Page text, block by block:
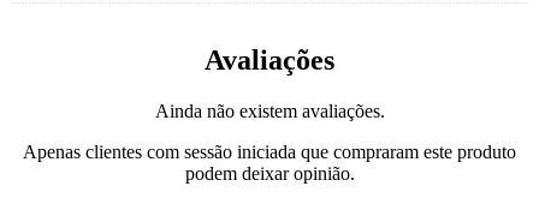
Avaliações
Ainda não existem avaliações.
Apenas clientes com sessão iniciada que compraram este produto
podem deixar opinião.